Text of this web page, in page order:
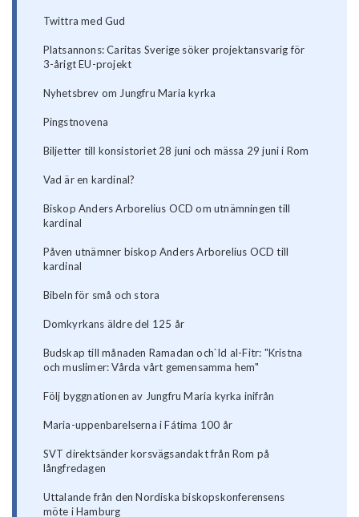
Twittra med Gud
Platsannons: Caritas Sverige söker projektansvarig för
3-årigt EU-projekt
Nyhetsbrev om Jungfru Maria kyrka
Pingstnovena
Biljetter till konsistoriet 28 juni och mässa 29 juni i Rom
Vad är en kardinal?
Biskop Anders Arborelius OCD om utnämningen till
kardinal
Påven utnämner biskop Anders Arborelius OCD till
kardinal
Bibeln för små och stora
Domkyrkans äldre del 125 år
Budskap till månaden Ramadan och`Id al-Fitr: "Kristna
och muslimer: Vårda vårt gemensamma hem"
Följ byggnationen av Jungfru Maria kyrka inifrån
Maria-uppenbarelserna i Fátima 100 år
SVT direktsänder korsvägsandakt från Rom på
långfredagen
Uttalande från den Nordiska biskopskonferensens
möte i Hamburg